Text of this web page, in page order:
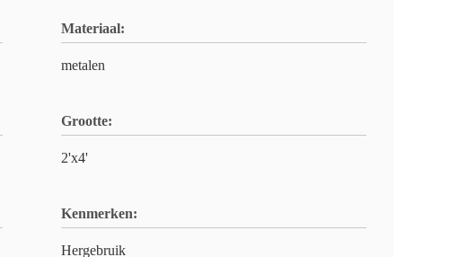
Materiaal:
metalen
Grootte:
2'x4'
Kenmerken:
Hergebruik